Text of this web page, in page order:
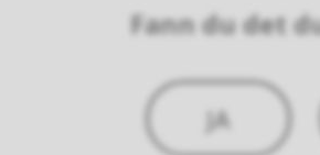
Fann du det
JA